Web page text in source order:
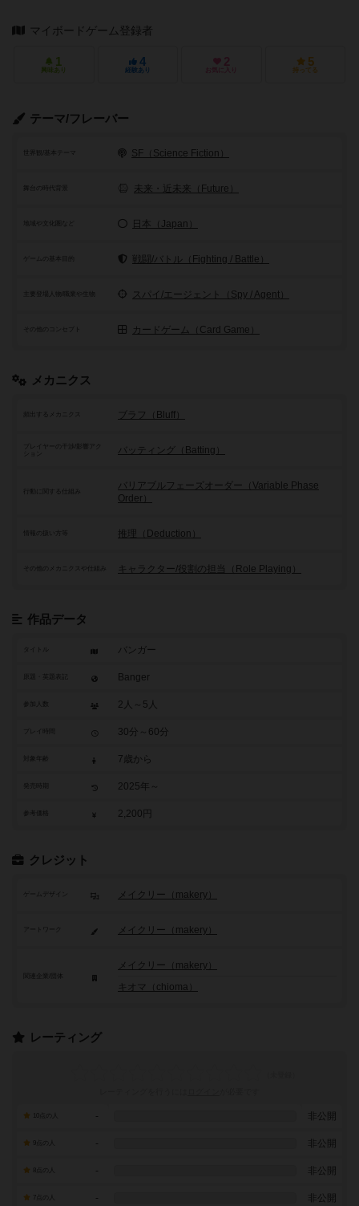
マイボードゲーム登録者
1
興味あり
4
経験あり
2
お気に入り
5
持ってる
テーマ/フレーバー
世界観/基本テーマ SF（Science Fiction）
舞台の時代背景 未来・近未来（Future）
地域や文化圏など 日本（Japan）
ゲームの基本目的 戦闘/バトル（Fighting / Battle）
スパイ/エージェント（Spy / Agent）
その他のコンセプト カードゲーム（Card Game）
メカニクス
頻出するメカニクス ブラフ（Bluff）
プレイヤーの干渉/影響アク
バッティング（Batting）
行動に関する仕組み
バリアブルフェーズオーダー（Variable Phase
Order）
推理（Deduction）
その他のメカニクスや仕組み キャラクター/役割の担当（Role Playing）
作品データ
タイトル バンガー
Banger
参加人数 2人～5人
30分～60分
7歳から
2025年～
参考価格 2,200円
クレジット
ゲームデザイン メイクリー（makery）
アートワーク メイクリー（makery）
メイクリー（makery）
キオマ（chioma）
レーティング
- 非公開
- 非公開
- 非公開
7点の人 - 非公開